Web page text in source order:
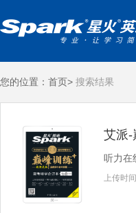
您的位置： 首页> 搜索结果
艾派-
听力在
上传时